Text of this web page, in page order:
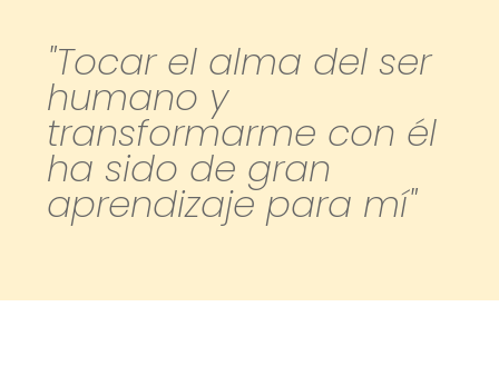
"Tocar el alma del ser
humano y
transformarme con él
ha sido de gran
aprendizaje para mí"